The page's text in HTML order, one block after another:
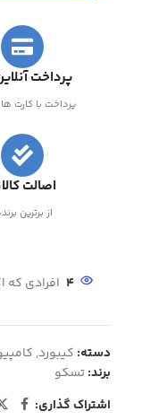
پرداخت
پرداخت با کارت
اصالت
از برترین
4 افرادی که
دسته: کیبورد,
برند:تسکو
اشتراک گذاری: